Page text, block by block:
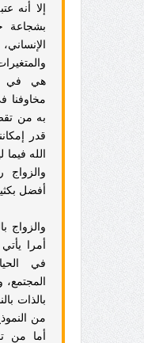
إلا أنه
بشجاعة
هي في
مخاوفنا
به من
قدر
الله
والزواج
أفضل
والزواج
أمرا
في
بالذات
من
أما من